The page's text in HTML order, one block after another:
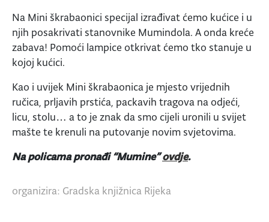
Na Mini škrabaonici specijal izrađivat ćemo kućice i u
njih posakrivati stanovnike Mumindola. A onda kreće
zabava! Pomoći lampice otkrivat ćemo tko stanuje u
kojoj kućici.
Kao i uvijek Mini škrabaonica je mjesto vrijednih
ručica, prljavih prstića, packavih tragova na odjeći,
licu, stolu… a to je znak da smo cijeli uronili u svijet
mašte te krenuli na putovanje novim svjetovima.
Na policama pronađi “Mumine”ovdje.
organizira: Gradska knjižnica Rijeka